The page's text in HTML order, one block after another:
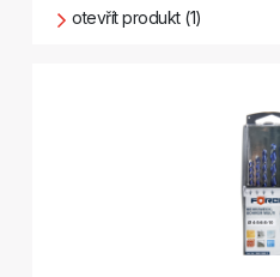
otevřít produkt (1)